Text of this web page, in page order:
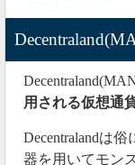
用される仮想通
Decentralandは
器を用いてモン